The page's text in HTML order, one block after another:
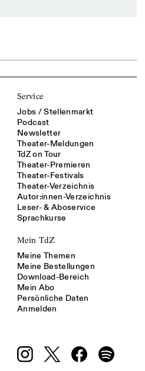
Service
Jobs / Stellenmarkt
Podcast
Newsletter
Theater-Meldungen
TdZ on Tour
Theater-Premieren
Theater-Festivals
Theater-Verzeichnis
Autor:innen-Verzeichnis
Leser- & Aboservice
Sprachkurse
Mein TdZ
Meine Themen
Meine Bestellungen
Download-Bereich
Mein Abo
Persönliche Daten
Anmelden